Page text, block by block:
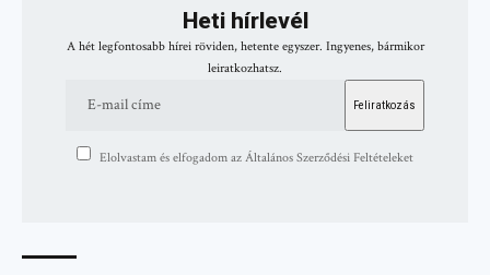
Heti hírlevél
A hét legfontosabb hírei röviden, hetente egyszer. Ingyenes, bármikor
leiratkozhatsz.
Elolvastam és elfogadom az Általános Szerződési Feltételeket